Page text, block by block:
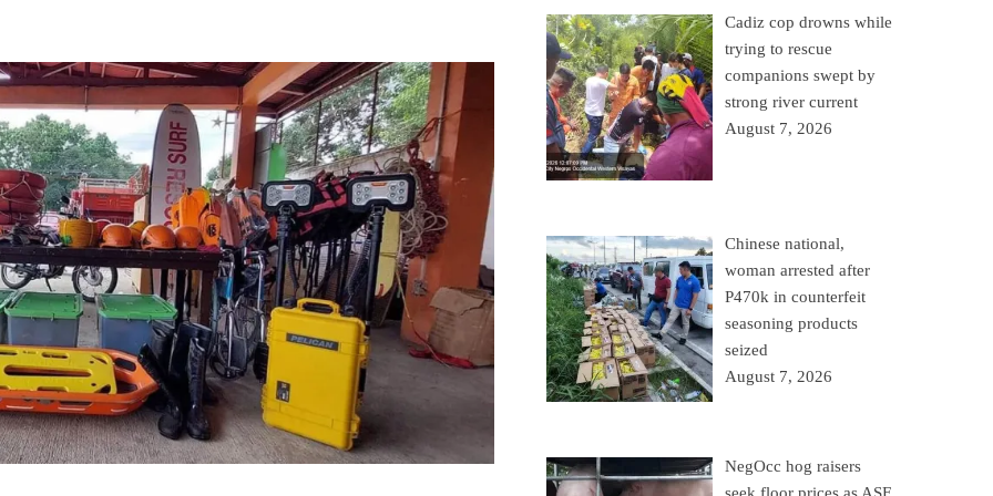
Cadiz cop drowns while
trying to rescue
companions swept by
strong river current
August 7, 2026
Chinese national,
woman arrested after
P470k in counterfeit
seasoning products
seized
August 7, 2026
NegOcc hog raisers
seek floor prices as ASF